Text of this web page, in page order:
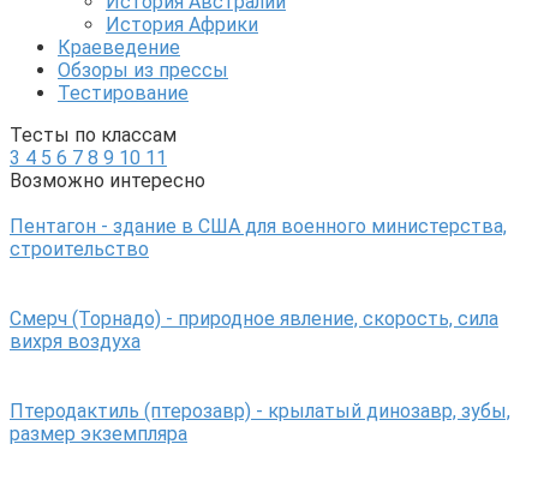
История Африки
Краеведение
Обзоры из прессы
Тестирование
Тесты по классам
3 4 5 6 7 8 9 10 11
Возможно интересно
Пентагон - здание в США для военного министерства,
строительство
Смерч (Торнадо) - природное явление, скорость, сила
вихря воздуха
Птеродактиль (птерозавр) - крылатый динозавр, зубы,
размер экземпляра